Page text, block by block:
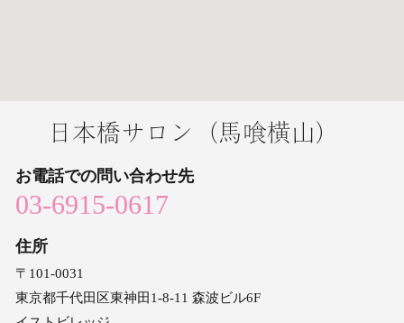
日本橋サロン （馬喰横山）
お電話での問い合わせ先
03-6915-0617
住所
〒101‐0031
東京都千代田区東神田1-8-11 森波ビル6F